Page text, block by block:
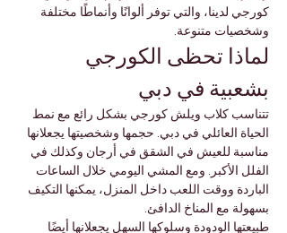
كورجي لدينا، والتي توفر ألوانًا وأنماطًا مختلفة
وشخصيات متنوعة.
لماذا تحظى الكورجي
بشعبية في دبي
تتناسب كلاب ويلش كورجي بشكل رائع مع نمط
الحياة العائلي في دبي. حجمها وشخصيتها يجعلانها
مناسبة للعيش في الشقق في أرجان وكذلك في
الفلل الأكبر. ومع المشي اليومي خلال الساعات
الباردة ووقت اللعب داخل المنزل، يمكنها التكيف
بسهولة مع المناخ الدافئ.
طبيعتها الودودة وسلوكها السهل يجعلانها أيضًا